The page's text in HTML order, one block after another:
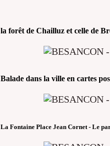
la forêt de Chailluz et celle de
Balade dans la ville en cartes
La Fontaine Place Jean Cornet - Le